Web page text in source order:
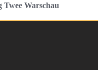
Twee Warschau